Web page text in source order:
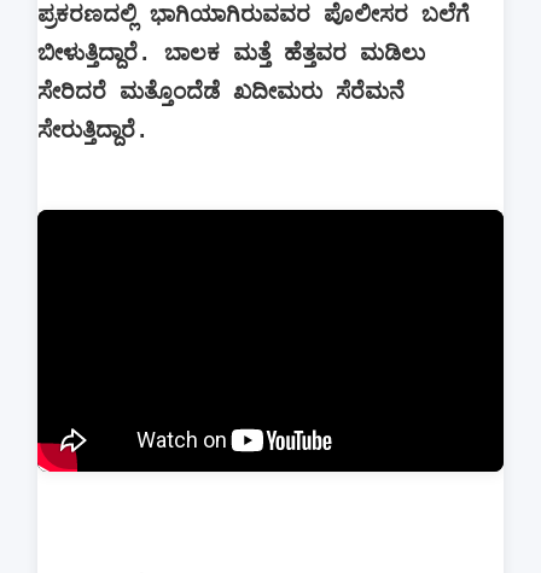
ಪ್ರಕರಣದಲ್ಲಿ ಭಾಗಿಯಾಗಿರುವವರ ಪೊಲೀಸರ ಬಲೆಗೆ
ಬೀಳುತ್ತಿದ್ದಾರೆ. ಬಾಲಕ ಮತ್ತೆ ಹೆತ್ತವರ ಮಡಿಲು
ಸೇರಿದರೆ ಮತ್ತೊಂದೆಡೆ ಖದೀಮರು ಸೆರೆಮನೆ
ಸೇರುತ್ತಿದ್ದಾರೆ.